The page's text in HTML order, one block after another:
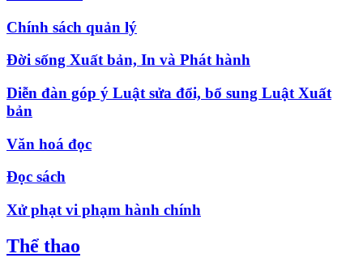
Chính sách quản lý
Đời sống Xuất bản, In và Phát hành
Diễn đàn góp ý Luật sửa đổi, bổ sung Luật Xuất
bản
Văn hoá đọc
Đọc sách
Xử phạt vi phạm hành chính
Thể thao